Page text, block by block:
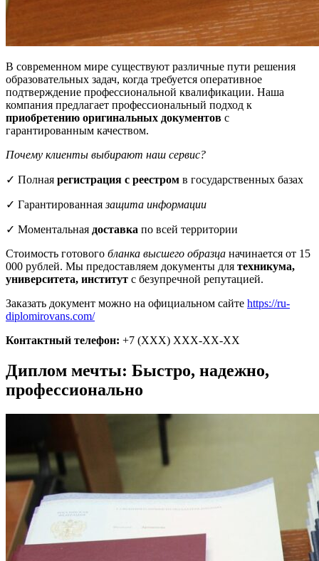
В современном мире существуют различные пути решения
образовательных задач, когда требуется оперативное
подтверждение профессиональной квалификации. Наша
компания предлагает профессиональный подход к
приобретению оригинальных документов с
гарантированным качеством.
Почему клиенты выбирают наш сервис?
✓ Полная регистрация с реестром в государственных базах
✓ Гарантированнаязащита информации
✓ Моментальная доставка по всей территории
Стоимость готового бланка высшего образца начинается от 15
000 рублей. Мы предоставляем документы для техникума,
университета, институт с безупречной репутацией.
Заказать документ можно на официальном сайте https://ru-
diplomirovans.com/
Контактный телефон: +7 (ХХХ) ХХХ-ХХ-ХХ
Диплом мечты: Быстро, надежно,
профессионально